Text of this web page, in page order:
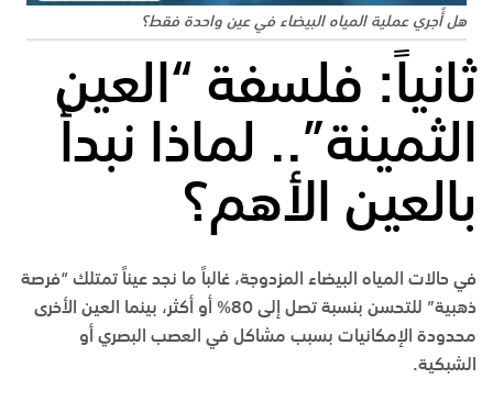
هل أُجري عملية المياه البيضاء في عين واحدة فقط؟
ثانياً: فلسفة “العين
الثمينة”.. لماذا نبدأ
بالعين الأهم؟
في حالات المياه البيضاء المزدوجة، غالباً ما نجد عيناً تمتلك “فرصة
ذهبية” للتحسن بنسبة تصل إلى 80% أو أكثر، بينما العين الأخرى
محدودة الإمكانيات بسبب مشاكل في العصب البصري أو
الشبكية.